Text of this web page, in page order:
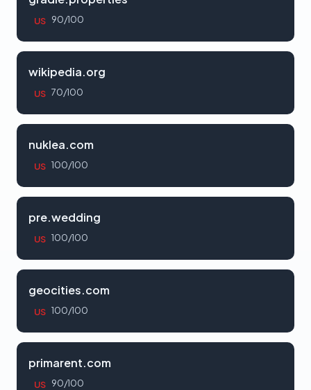
US 90/100
wikipedia.org
US 70/100
nuklea.com
US 100/100
pre.wedding
US 100/100
geocities.com
US 100/100
primarent.com
US 90/100